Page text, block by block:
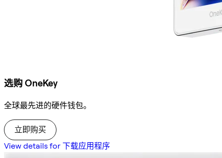
选购 OneKey
全球最先进的硬件钱包。
立即购买
View details for 下载应用程序